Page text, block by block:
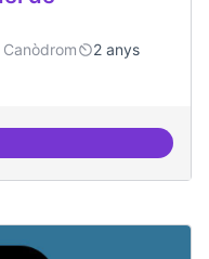
2 anys
interna del Model de